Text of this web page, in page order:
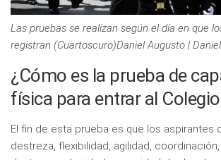
Las pruebas se realizan según el día en que
registran (Cuartoscuro)Daniel Augusto |
¿Cómo es la prueba de
física para entrar al
El fin de esta prueba es que los aspirantes
destreza, flexibilidad, agilidad,